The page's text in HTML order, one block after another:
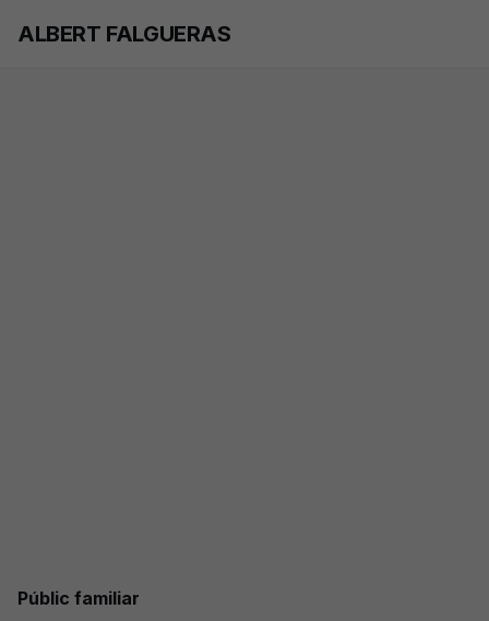
ALBERT FALGUERAS
Públic familiar